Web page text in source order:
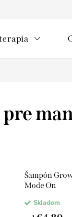
Šampón
Mode On
Skladom